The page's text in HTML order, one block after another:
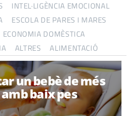
INTEL·LIGÈNCIA EMOCIONAL
ESCOLA DE PARES I MARES
ECONOMIA DOMÈSTICA
ALTRES ALIMENTACIÓ
un bebè de més
baix pes